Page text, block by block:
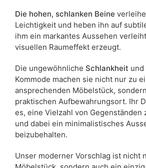
Die hohen, schlanken Beine
Leichtigkeit und heben ihn auf
ihm ein markantes Aussehen
visuellen Raumeffekt erzeugt.
Die ungewöhnliche Schlankheit und
Kommode machen sie nicht nur zu
ansprechenden Möbelstück,
praktischen Aufbewahrungsort. Ihr
es, eine Vielzahl von Gegenständen
und dabei ein minimalistisches
beizubehalten.
Unser moderner Vorschlag ist nicht